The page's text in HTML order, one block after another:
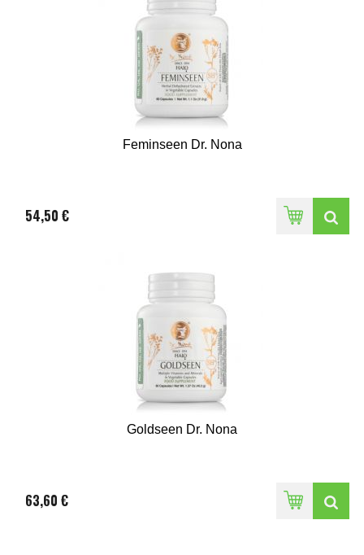
Feminseen Dr. Nona
54,50 €
Goldseen Dr. Nona
63,60 €